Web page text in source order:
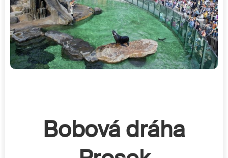
Bobová dráha